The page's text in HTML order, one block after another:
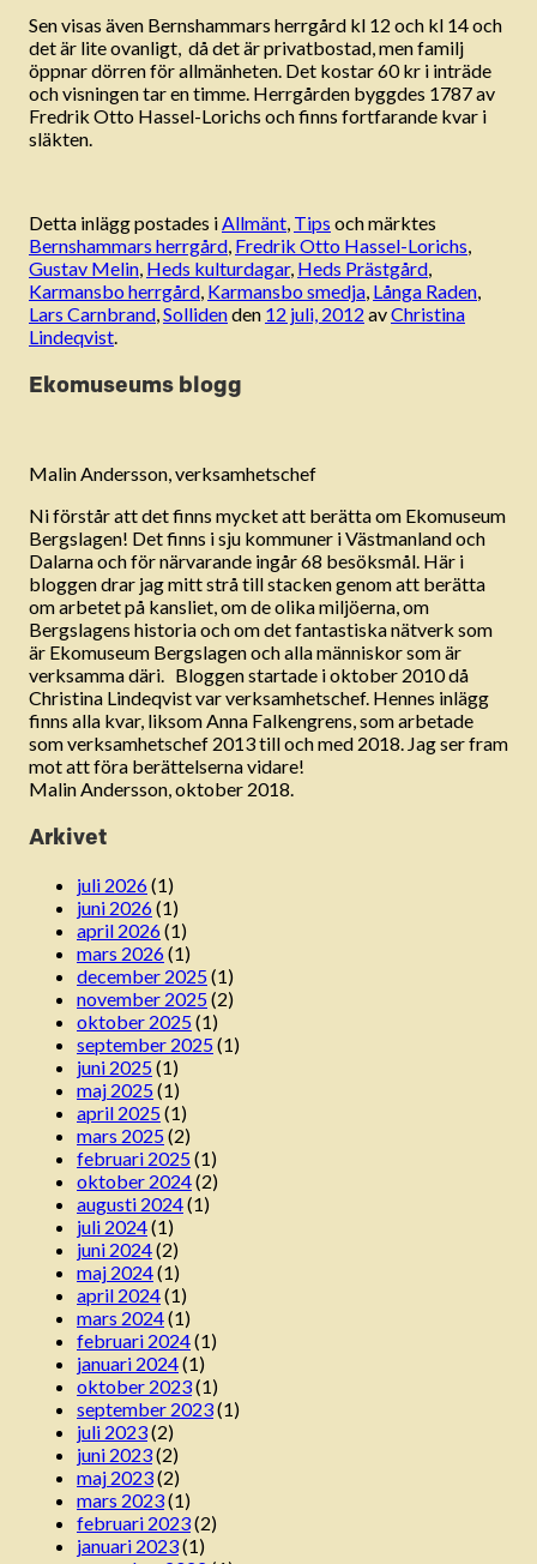
Sen visas även Bernshammars herrgård kl 12 och kl 14 och
det är lite ovanligt, då det är privatbostad, men familj
öppnar dörren för allmänheten. Det kostar 60 kr i inträde
och visningen tar en timme. Herrgården byggdes 1787 av
Fredrik Otto Hassel-Lorichs och finns fortfarande kvar i
släkten.
Detta inlägg postades iAllmänt, Tips och märktes
Bernshammars herrgård, Fredrik Otto Hassel-Lorichs,
Gustav Melin, Heds kulturdagar, Heds Prästgård,
Karmansbo herrgård, Karmansbo smedja, Långa Raden,
Lars Carnbrand,Sollidenden 12 juli, 2012 avChristina
Lindeqvist.
Ekomuseums blogg
Malin Andersson, verksamhetschef
Ni förstår att det finns mycket att berätta om Ekomuseum
Bergslagen! Det finns i sju kommuner i Västmanland och
Dalarna och för närvarande ingår 68 besöksmål. Här i
bloggen drar jag mitt strå till stacken genom att berätta
om arbetet på kansliet, om de olika miljöerna, om
Bergslagens historia och om det fantastiska nätverk som
är Ekomuseum Bergslagen och alla människor som är
verksamma däri. Bloggen startade i oktober 2010 då
Christina Lindeqvist var verksamhetschef. Hennes inlägg
finns alla kvar, liksom Anna Falkengrens, som arbetade
som verksamhetschef 2013 till och med 2018. Jag ser fram
mot att föra berättelserna vidare!
Malin Andersson, oktober 2018.
Arkivet
juli 2026(1)
juni 2026(1)
april 2026(1)
mars 2026(1)
december 2025(1)
november 2025(2)
oktober 2025(1)
september 2025(1)
juni 2025(1)
maj 2025(1)
april 2025(1)
mars 2025(2)
februari 2025(1)
oktober 2024(2)
augusti 2024(1)
juli 2024(1)
juni 2024(2)
maj 2024(1)
april 2024(1)
mars 2024(1)
februari 2024(1)
januari 2024(1)
oktober 2023(1)
september 2023(1)
juli 2023(2)
juni 2023(2)
maj 2023(2)
mars 2023(1)
februari 2023(2)
januari 2023(1)